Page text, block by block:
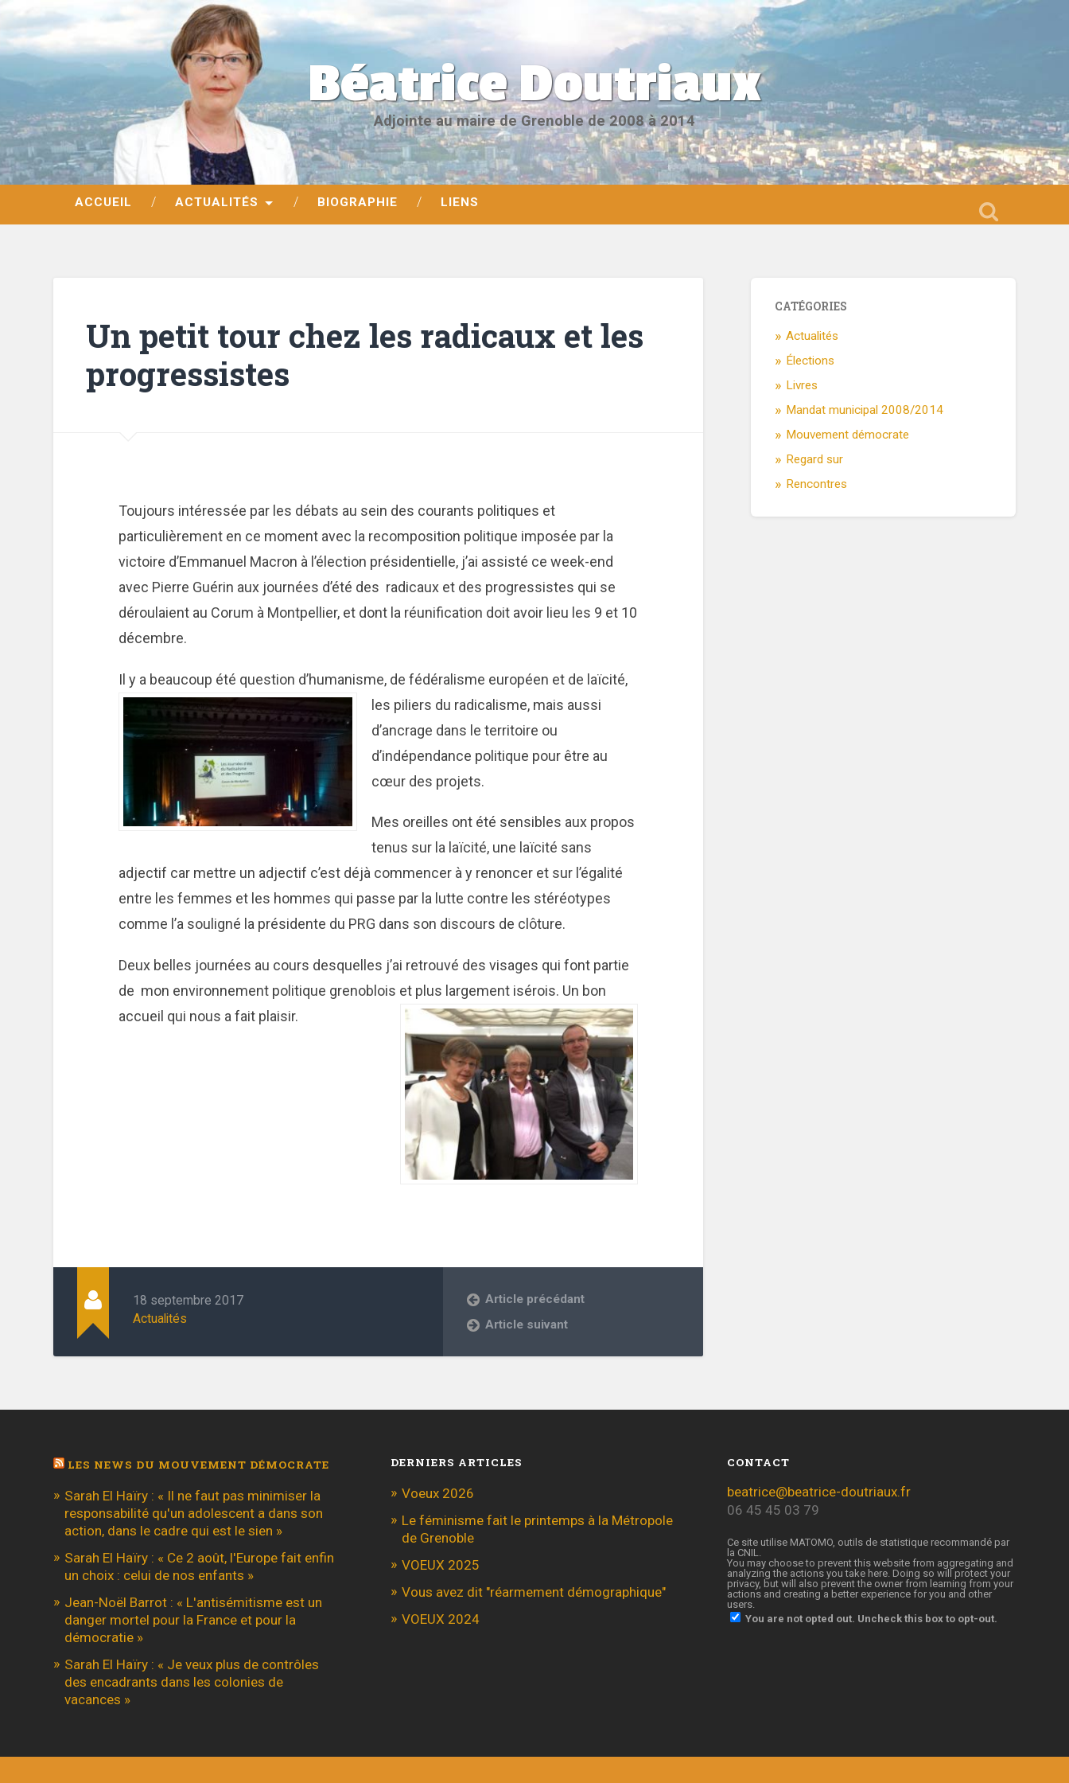
Béatrice Doutriaux
Adjointe au maire de Grenoble de 2008 à 2014
ACCUEIL ACTUALITÉS BIOGRAPHIE LIENS
Un petit tour chez les radicaux et les
progressistes
Toujours intéressée par les débats au sein des courants politiques et
particulièrement en ce moment avec la recomposition politique imposée par la
victoire d’Emmanuel Macron à l’élection présidentielle, j’ai assisté ce week-end
avec Pierre Guérin aux journées d’été des radicaux et des progressistes qui se
déroulaient au Corum à Montpellier, et dont la réunification doit avoir lieu les 9 et 10
décembre.
Il y a beaucoup été question d’humanisme, de fédéralisme européen et de laïcité,
les piliers du radicalisme, mais aussi
d’ancrage dans le territoire ou
d’indépendance politique pour être au
cœur des projets.
Mes oreilles ont été sensibles aux propos
tenus sur la laïcité, une laïcité sans
adjectif car mettre un adjectif c’est déjà commencer à y renoncer et sur l’égalité
entre les femmes et les hommes qui passe par la lutte contre les stéréotypes
comme l’a souligné la présidente du PRG dans son discours de clôture.
Deux belles journées au cours desquelles j’ai retrouvé des visages qui font partie
de mon environnement politique grenoblois et plus largement isérois. Un bon
accueil qui nous a fait plaisir.
18 septembre 2017
Actualités
Article précédant
Article suivant
CATÉGORIES
Actualités
Élections
Livres
Mandat municipal 2008/2014
Mouvement démocrate
Regard sur
Rencontres
LES NEWS DU MOUVEMENT DÉMOCRATE
Sarah El Haïry : « Il ne faut pas minimiser la
responsabilité qu'un adolescent a dans son
action, dans le cadre qui est le sien »
Sarah El Haïry : « Ce 2 août, l'Europe fait enfin
un choix : celui de nos enfants »
Jean-Noël Barrot : « L'antisémitisme est un
danger mortel pour la France et pour la
démocratie »
Sarah El Haïry : « Je veux plus de contrôles
des encadrants dans les colonies de
vacances »
DERNIERS ARTICLES
Voeux 2026
Le féminisme fait le printemps à la Métropole
de Grenoble
VOEUX 2025
Vous avez dit "réarmement démographique"
VOEUX 2024
CONTACT
beatrice@beatrice-doutriaux.fr
06 45 45 03 79
Ce site utilise MATOMO, outils de statistique recommandé par
la CNIL.
You may choose to prevent this website from aggregating and
analyzing the actions you take here. Doing so will protect your
privacy, but will also prevent the owner from learning from your
actions and creating a better experience for you and other
users.
You are not opted out. Uncheck this box to opt-out.